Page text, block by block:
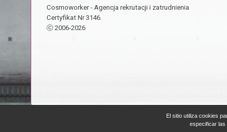
El sitio utiliza cookies
especificar las
Cosmoworker - Agencja rekrutacji i zatrudnienia
Certyfikat Nr 3146.
ⓒ 2006-2026